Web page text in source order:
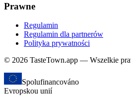
Prawne
Regulamin
Regulamin dla partnerów
Polityka prywatności
© 2026 TasteTown.app — Wszelkie
Spolufinancováno
Evropskou unií